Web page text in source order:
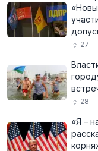
27
28
«Я –